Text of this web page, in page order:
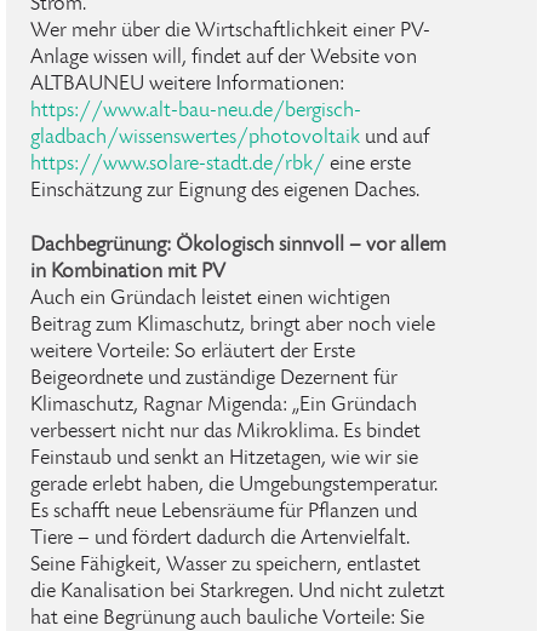
Strom.
Wer mehr über die Wirtschaftlichkeit einer PV-
Anlage wissen will, findet auf der Website von
ALTBAUNEU weitere Informationen:
https://www.alt-bau-neu.de/bergisch-
gladbach/wissenswertes/photovoltaik und auf
https://www.solare-stadt.de/rbk/ eine erste
Einschätzung zur Eignung des eigenen Daches.
Dachbegrünung: Ökologisch sinnvoll – vor allem
in Kombination mit PV
Auch ein Gründach leistet einen wichtigen
Beitrag zum Klimaschutz, bringt aber noch viele
weitere Vorteile: So erläutert der Erste
Beigeordnete und zuständige Dezernent für
Klimaschutz, Ragnar Migenda: „Ein Gründach
verbessert nicht nur das Mikroklima. Es bindet
Feinstaub und senkt an Hitzetagen, wie wir sie
gerade erlebt haben, die Umgebungstemperatur.
Es schafft neue Lebensräume für Pflanzen und
Tiere – und fördert dadurch die Artenvielfalt.
Seine Fähigkeit, Wasser zu speichern, entlastet
die Kanalisation bei Starkregen. Und nicht zuletzt
hat eine Begrünung auch bauliche Vorteile: Sie